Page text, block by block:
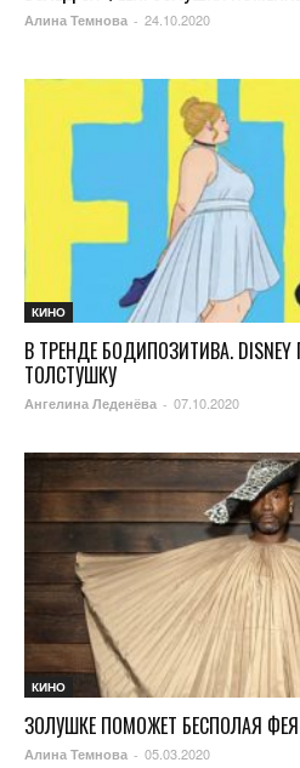
Алина Темнова - 24.10.2020
КИНО
В ТРЕНДЕ БОДИПОЗИТИВА.
ТОЛСТУШКУ
Ангелина Леденёва - 07.10.2020
КИНО
ЗОЛУШКЕ ПОМОЖЕТ БЕСПОЛАЯ
Алина Темнова - 05.03.2020